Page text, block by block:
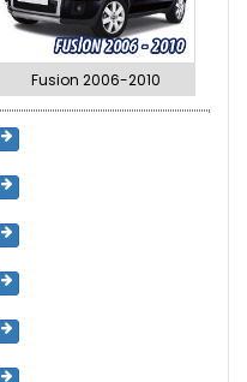
Fusion 2006-2010